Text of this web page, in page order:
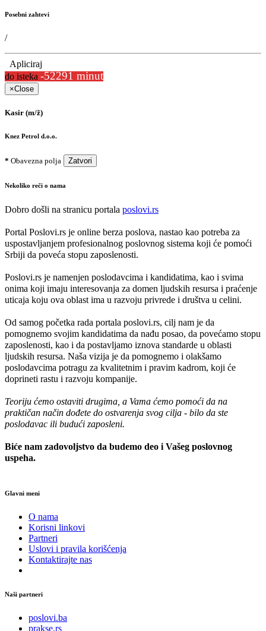
Posebni zahtevi
/
Apliciraj
do isteka -52291 minut
×Close
Kasir (m/ž)
Knez Petrol d.o.o.
* Obavezna polja Zatvori
Nekoliko reči o nama
Dobro došli na stranicu portala poslovi.rs
Portal Poslovi.rs je online berza poslova, nastao kao potreba za
uspostavljanjem profesionalnog poslovnog sistema koji će pomoći
Srbiji da poveća stopu zaposlenosti.
Poslovi.rs je namenjen poslodavcima i kandidatima, kao i svima
onima koji imaju interesovanja za domen ljudskih resursa i praćenje
uticaja koju ova oblast ima u razvoju privrede i društva u celini.
Od samog početka rada portala poslovi.rs, cilj nam je da
pomognemo svojim kandidatima da nađu posao, da povećamo stopu
zaposlenosti, kao i da postavljamo iznova standarde u oblasti
ljudskih resursa. Naša vizija je da pomognemo i olakšamo
poslodavcima potragu za kvalitetnim i pravim kadrom, koji će
doprineti rastu i razvoju kompanije.
Teoriju ćemo ostaviti drugima, a Vama ćemo pomoći da na
praktičan način dođete do ostvarenja svog cilja - bilo da ste
poslodavac ili budući zaposleni.
Biće nam zadovoljstvo da budemo deo i Vašeg poslovnog
uspeha.
Glavni meni
O nama
Korisni linkovi
Partneri
Uslovi i pravila korišćenja
Kontaktirajte nas
Naši partneri
poslovi.ba
prakse.rs